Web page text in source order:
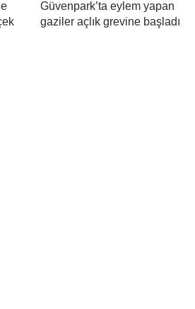
Güvenpark’ta eylem yapan
gaziler açlık grevine başladı